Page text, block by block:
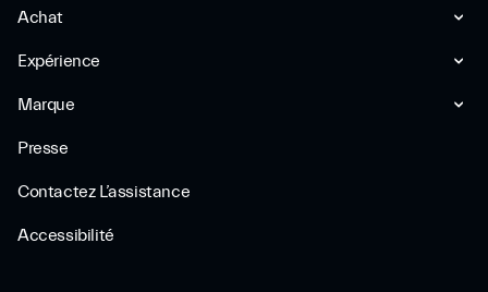
Achat
Expérience
Marque
Presse
Contactez L’assistance
Accessibilité